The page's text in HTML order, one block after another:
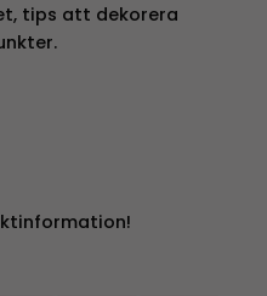
tips att dekorera